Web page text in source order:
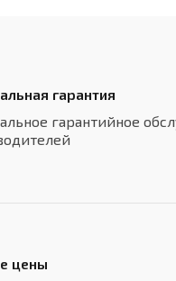
гарантия
гарантийное
цены